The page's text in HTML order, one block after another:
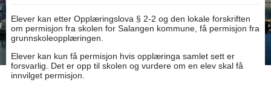
Elever kan etter Opplæringslova § 2-2 og den lokale forskriften
om permisjon fra skolen for Salangen kommune, få permisjon fra
grunnskoleopplæringen.
Elever kan kun få permisjon hvis opplæringa samlet sett er
forsvarlig. Det er opp til skolen og vurdere om en elev skal få
innvilget permisjon.